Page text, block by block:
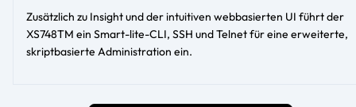
Zusätzlich zu Insight und der intuitiven webbasierten UI führt der
XS748TM ein Smart-lite-CLI, SSH und Telnet für eine erweiterte,
skriptbasierte Administration ein.